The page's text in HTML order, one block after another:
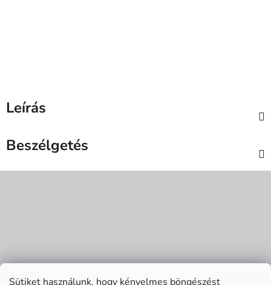
Sütiket használunk, hogy kényelmes böngészést
Leírás
Beszélgetés
c